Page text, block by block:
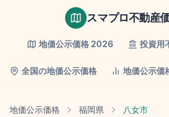
スマプロ不動産
地価公示価格 2026 投資用
全国の地価公示価格 地価公示価
地価公示価格 福岡県 八女市